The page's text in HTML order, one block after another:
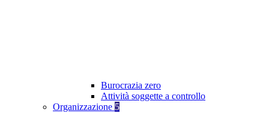
Burocrazia zero
Attività soggette a controllo
Organizzazione 5